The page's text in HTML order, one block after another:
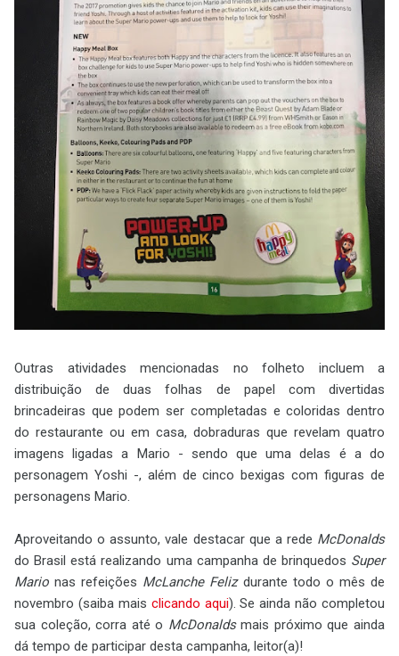
Outras atividades mencionadas no folheto incluem a
distribuição de duas folhas de papel com divertidas
brincadeiras que podem ser completadas e coloridas dentro
do restaurante ou em casa, dobraduras que revelam quatro
imagens ligadas a Mario - sendo que uma delas é a do
personagem Yoshi -, além de cinco bexigas com figuras de
personagens Mario.
Aproveitando o assunto, vale destacar que a rede McDonalds
do Brasil está realizando uma campanha de brinquedos Super
Mario nas refeições McLanche Felizdurante todo o mês de
novembro (saiba mais clicando aqui). Se ainda não completou
sua coleção, corra até o McDonaldsmais próximo que ainda
dá tempo de participar desta campanha, leitor(a)!